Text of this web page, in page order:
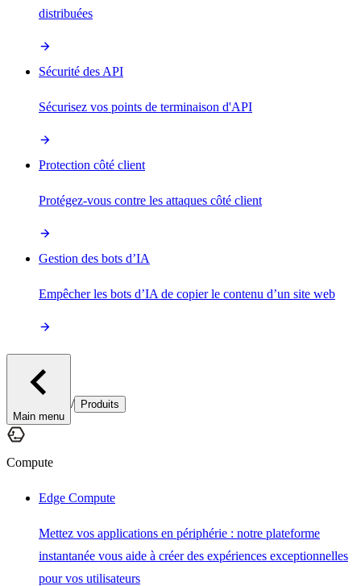
distribuées
Sécurité des API
Sécurisez vos points de terminaison d'API
Protection côté client
Protégez-vous contre les attaques côté client
Gestion des bots d’IA
Empêcher les bots d’IA de copier le contenu d’un site web
Main menu
/ Produits
Compute
Edge Compute
Mettez vos applications en périphérie : notre plateforme
instantanée vous aide à créer des expériences exceptionnelles
pour vos utilisateurs